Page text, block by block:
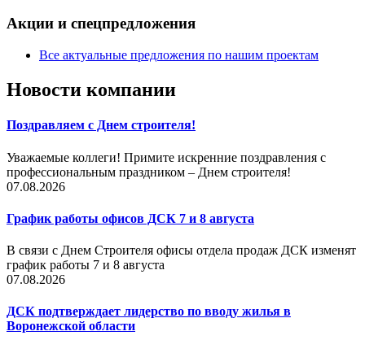
Акции и спецпредложения
Все актуальные предложения по нашим проектам
Новости компании
Поздравляем с Днем строителя!
Уважаемые коллеги! Примите искренние поздравления с
профессиональным праздником – Днем строителя!
07.08.2026
График работы офисов ДСК 7 и 8 августа
В связи с Днем Строителя офисы отдела продаж ДСК изменят
график работы 7 и 8 августа
07.08.2026
ДСК подтверждает лидерство по вводу жилья в
Воронежской области